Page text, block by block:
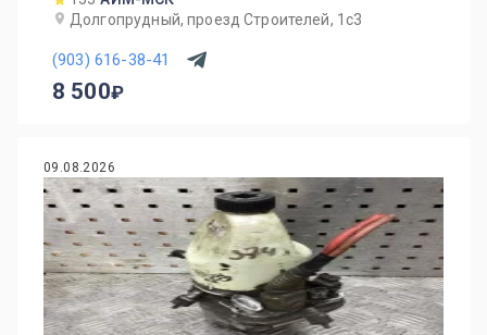
Долгопрудный, проезд Строителей, 1с3
(903) 616-38-41
8 500
09.08.2026